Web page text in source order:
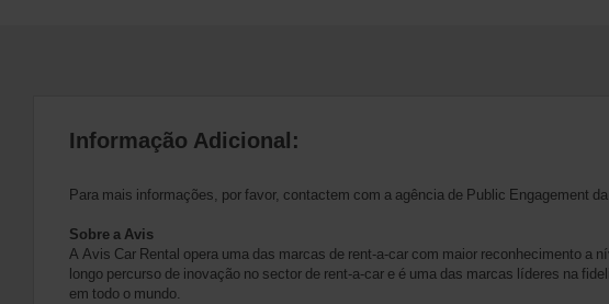
Informação Adicional:
Para mais informações, por favor, contactem com a agência de Public Engagement
Sobre a Avis
A Avis Car Rental opera uma das marcas de rent-a-car com maior reconhecimento
longo percurso de inovação no sector de rent-a-car e é uma das marcas líderes na
em todo o mundo.